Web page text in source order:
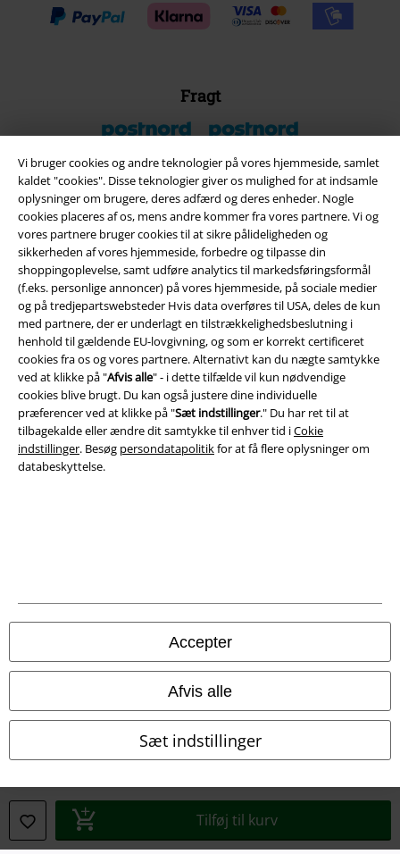
Vi bruger cookies og andre teknologier på vores hjemmeside, samlet
kaldet "cookies". Disse teknologier giver os mulighed for at indsamle
oplysninger om brugere, deres adfærd og deres enheder. Nogle
cookies placeres af os, mens andre kommer fra vores partnere. Vi og
vores partnere bruger cookies til at sikre pålideligheden og
sikkerheden af ​​vores hjemmeside, forbedre og tilpasse din
shoppingoplevelse, samt udføre analytics til markedsføringsformål
(f.eks. personlige annoncer) på vores hjemmeside, på sociale medier
og på tredjepartswebsteder Hvis data overføres til USA, deles de kun
med partnere, der er underlagt en tilstrækkelighedsbeslutning i
henhold til gældende EU-lovgivning, og som er korrekt certificeret
cookies fra os og vores partnere. Alternativt kan du nægte samtykke
ved at klikke på "Afvis alle" - i dette tilfælde vil kun nødvendige
cookies blive brugt. Du kan også justere dine individuelle
præferencer ved at klikke på "Sæt indstillinger." Du har ret til at
tilbagekalde eller ændre dit samtykke til enhver tid iCokie
indstillinger. Besøg persondatapolitikfor at få flere oplysninger om
databeskyttelse.
Accepter
Afvis alle
Sæt indstillinger
Tilføj til kurv
Fragt
Postpakke Collect Postpakke Home
EMP app
Download den nye EMP app gratis og få glæde af alle forbedringerne
og fordelene!
A Warner Music Group Company
Salgs-, medlems- & leveringsbetingelser
Om EMP Danmark
Bortskaffelse af affald og miljøbeskyttelse
Overensstemmelseserklæring